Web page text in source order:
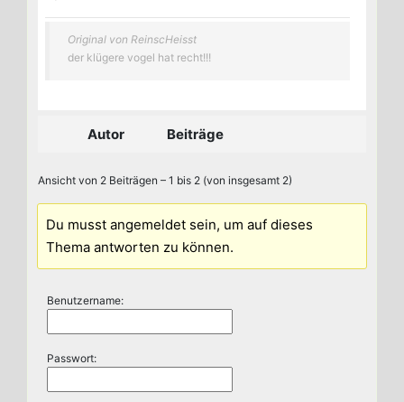
Original von ReinscHeisst
der klügere vogel hat recht!!!
Autor Beiträge
Ansicht von 2 Beiträgen – 1 bis 2 (von insgesamt 2)
Du musst angemeldet sein, um auf dieses
Thema antworten zu können.
Benutzername:
Passwort: